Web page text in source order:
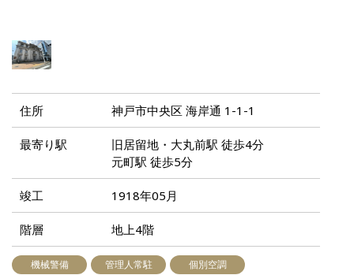
住所 神戸市中央区 海岸通 1-1-1
最寄り駅
旧居留地・大丸前駅 徒歩4分
元町駅 徒歩5分
竣工 1918年05月
階層 地上4階
機械警備 管理人常駐 個別空調